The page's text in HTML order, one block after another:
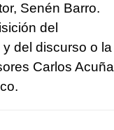
Senén Barro.
del
del discurso o la
Carlos Acuña